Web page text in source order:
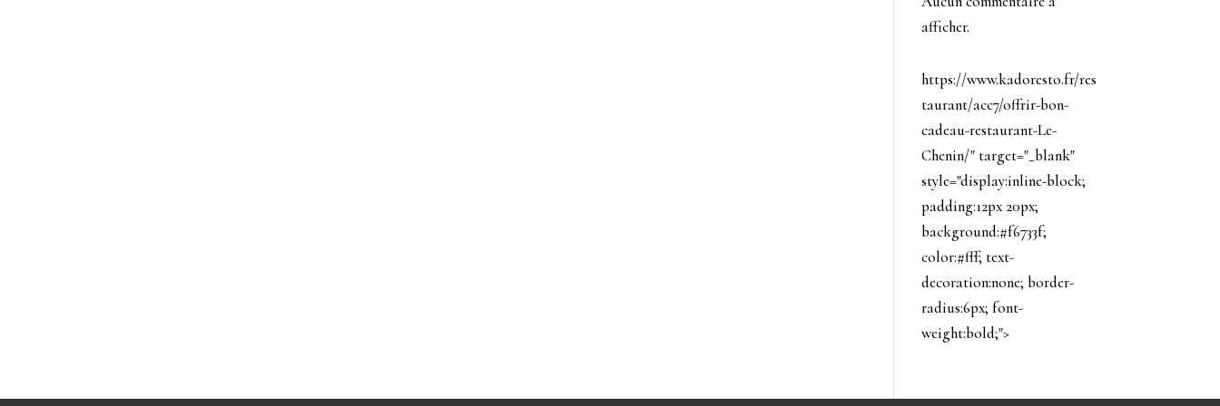
afficher.
https://www.kadoresto.fr/res
taurant/acc7/offrir-bon-
cadeau-restaurant-Le-
Chenin/" target="_blank"
style="display:inline-block;
padding:12px 20px;
background:#f6733f;
color:#fff; text-
decoration:none; border-
radius:6px; font-
weight:bold;">